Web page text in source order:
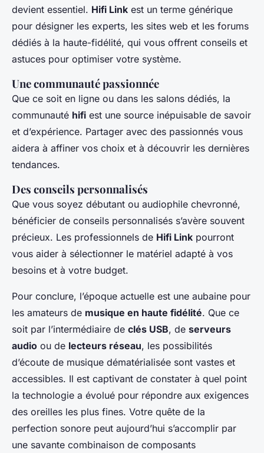
devient essentiel. Hifi Link est un terme générique
pour désigner les experts, les sites web et les forums
dédiés à la haute-fidélité, qui vous offrent conseils et
astuces pour optimiser votre système.
Une communauté passionnée
Que ce soit en ligne ou dans les salons dédiés, la
communauté hifi est une source inépuisable de savoir
et d’expérience. Partager avec des passionnés vous
aidera à affiner vos choix et à découvrir les dernières
tendances.
Des conseils personnalisés
Que vous soyez débutant ou audiophile chevronné,
bénéficier de conseils personnalisés s’avère souvent
précieux. Les professionnels de Hifi Link pourront
vous aider à sélectionner le matériel adapté à vos
besoins et à votre budget.
Pour conclure, l’époque actuelle est une aubaine pour
les amateurs de musique en haute fidélité. Que ce
soit par l’intermédiaire de clés USB, de serveurs
audio ou de lecteurs réseau, les possibilités
d’écoute de musique dématérialisée sont vastes et
accessibles. Il est captivant de constater à quel point
la technologie a évolué pour répondre aux exigences
des oreilles les plus fines. Votre quête de la
perfection sonore peut aujourd’hui s’accomplir par
une savante combinaison de composants